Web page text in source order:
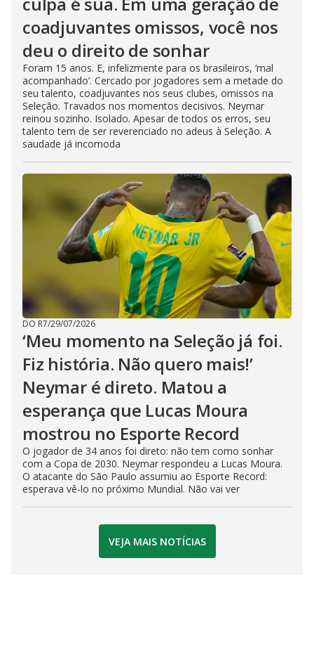
coadjuvantes omissos, você nos
deu o direito de sonhar
Foram 15 anos. E, infelizmente para os brasileiros, ‘mal
acompanhado’. Cercado por jogadores sem a metade do
seu talento, coadjuvantes nos seus clubes, omissos na
Seleção. Travados nos momentos decisivos. Neymar
reinou sozinho. Isolado. Apesar de todos os erros, seu
talento tem de ser reverenciado no adeus à Seleção. A
saudade já incomoda
DO R7/29/07/2026
‘Meu momento na Seleção já foi.
Fiz história. Não quero mais!’
Neymar é direto. Matou a
esperança que Lucas Moura
mostrou no Esporte Record
O jogador de 34 anos foi direto: não tem como sonhar
com a Copa de 2030. Neymar respondeu a Lucas Moura.
O atacante do São Paulo assumiu ao Esporte Record:
esperava vê-lo no próximo Mundial. Não vai ver
VEJA MAIS NOTÍCIAS